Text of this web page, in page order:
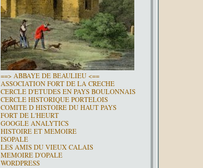
==> ABBAYE DE BEAULIEU <==
ASSOCIATION FORT DE LA CRECHE
CERCLE D'ETUDES EN PAYS BOULONNAIS
CERCLE HISTORIQUE PORTELOIS
COMITE D HISTOIRE DU HAUT PAYS
FORT DE L'HEURT
GOOGLE ANALYTICS
HISTOIRE ET MEMOIRE
ISOPALE
LES AMIS DU VIEUX CALAIS
MEMOIRE D'OPALE
WORDPRESS